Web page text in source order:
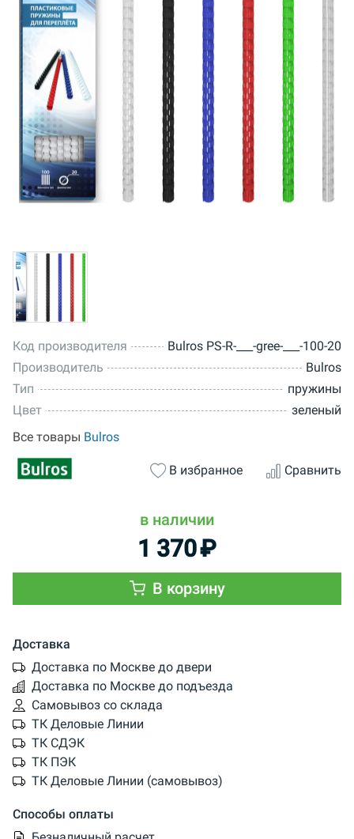
Код производителя
Bulros PS-R-___-gree-___-100-20
Производитель
Bulros
Тип
пружины
Цвет
зеленый
Все товары Bulros
В избранное Сравнить
в наличии
1 370₽
В корзину
Доставка
Доставка по Москве до двери
Доставка по Москве до подъезда
Самовывоз со склада
ТК Деловые Линии
ТК СДЭК
ТК ПЭК
ТК Деловые Линии (самовывоз)
Способы оплаты